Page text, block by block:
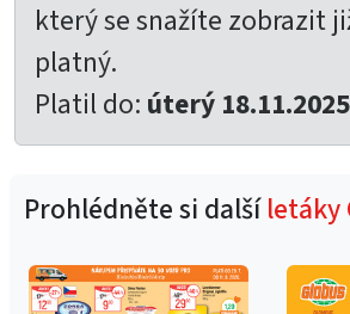
který se snažíte zobrazit
platný.
Platil do: úterý 18.11.2025
Prohlédněte si dalšíletáky